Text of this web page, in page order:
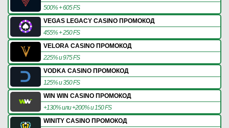
500% + 605 FS
VEGAS LEGACY CASINO ПРОМОКОД
455% + 250 FS
VELORA CASINO ПРОМОКОД
225% и 975 FS
VODKA CASINO ПРОМОКОД
125% и 350 FS
WIN WIN CASINO ПРОМОКОД
+130% или +200% и 150 FS
WINITY CASINO ПРОМОКОД